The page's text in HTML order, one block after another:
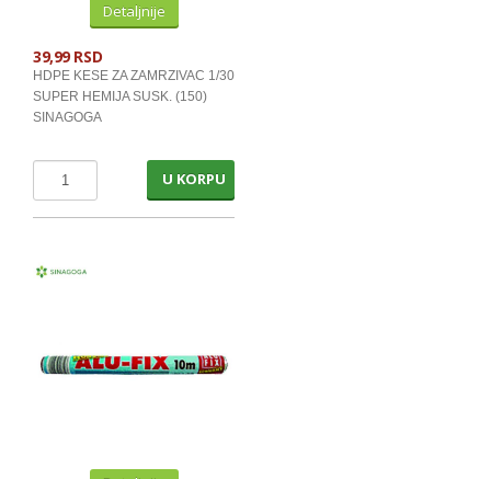
Detaljnije
39,99 RSD
HDPE KESE ZA ZAMRZIVAC 1/30
SUPER HEMIJA SUSK. (150)
SINAGOGA
U KORPU